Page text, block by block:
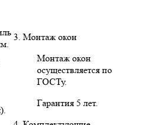
3. Монтаж окон
Монтаж окон
осуществляется по
ГОСТу.
Гарантия 5 лет.